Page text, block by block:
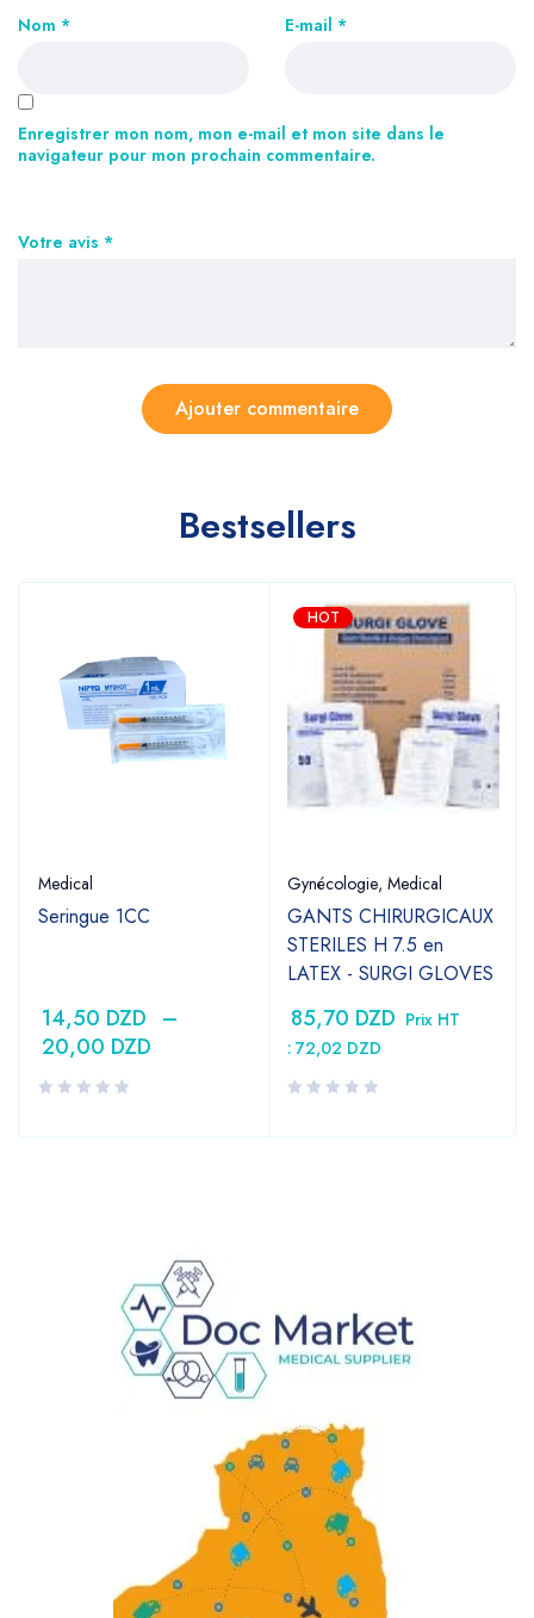
Votre avis *
Nom * E-mail *
Enregistrer mon nom, mon e-mail et mon site dans le
navigateur pour mon prochain commentaire.
Bestsellers
Medical
Seringue 1CC
14,50 DZD –
20,00 DZD
HOT
Gynécologie, Medical
GANTS CHIRURGICAUX
STERILES H 7.5 en
LATEX - SURGI GLOVES
85,70 DZD Prix HT
: 72,02 DZD